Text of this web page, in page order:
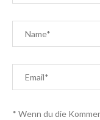
* Wenn du die